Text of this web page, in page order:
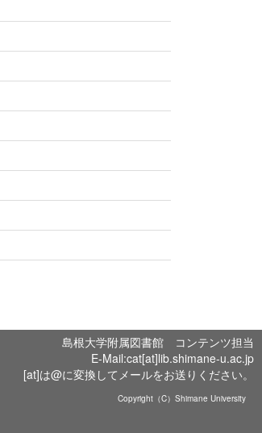
島根大学附属図書館 コンテンツ担当
E-Mail:cat[at]lib.shimane-u.ac.jp
[at]は@に変換してメールをお送りください。
Copyright（C）Shimane University